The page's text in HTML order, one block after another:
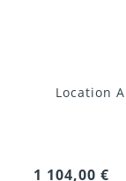
Location
1 104,00 €